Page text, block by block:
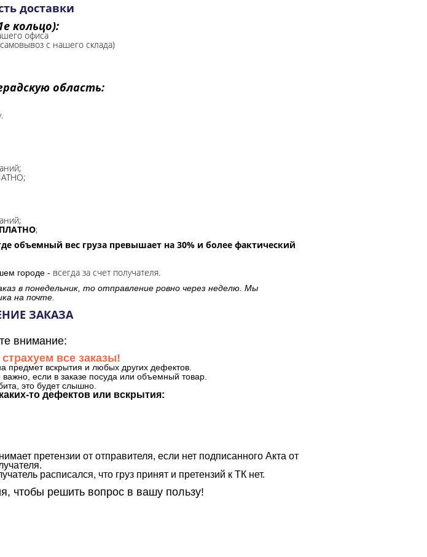
доставки
кольцо):
офиса
с нашего склада)
область:
;
объемный вес груза превышает на 30% и более фактический
городе - всегда за счет получателя.
в понедельник, то отправление ровно через неделю. Мы
на почте.
ЗАКАЗА
внимание:
все заказы!
предмет вскрытия и любых других дефектов.
если в заказе посуда или объемный товар.
это будет слышно.
то дефектов или вскрытия:
претензии от отправителя, если нет подписанного Акта от
расписался, что груз принят и претензий к ТК нет.
чтобы решить вопрос в вашу пользу!